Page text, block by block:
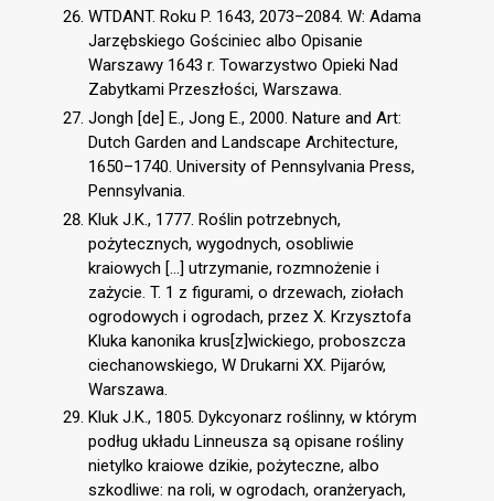
WTDANT. Roku P. 1643, 2073–2084. W: Adama
Jarzębskiego Gościniec albo Opisanie
Warszawy 1643 r. Towarzystwo Opieki Nad
Zabytkami Przeszłości, Warszawa.
Jongh [de] E., Jong E., 2000. Nature and Art:
Dutch Garden and Landscape Architecture,
1650–1740. University of Pennsylvania Press,
Pennsylvania.
Kluk J.K., 1777. Roślin potrzebnych,
pożytecznych, wygodnych, osobliwie
kraiowych [...] utrzymanie, rozmnożenie i
zażycie. T. 1 z figurami, o drzewach, ziołach
ogrodowych i ogrodach, przez X. Krzysztofa
Kluka kanonika krus[z]wickiego, proboszcza
ciechanowskiego, W Drukarni XX. Pijarów,
Warszawa.
Kluk J.K., 1805. Dykcyonarz roślinny, w którym
podług układu Linneusza są opisane rośliny
nietylko kraiowe dzikie, pożyteczne, albo
szkodliwe: na roli, w ogrodach, oranżeryach,